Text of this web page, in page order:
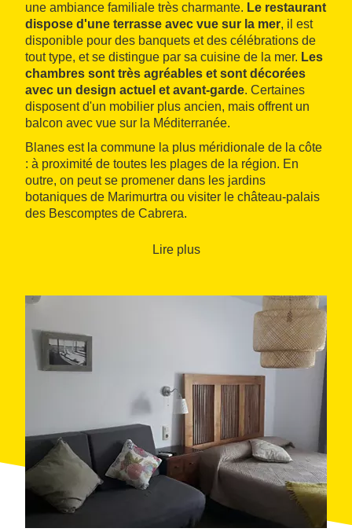
une ambiance familiale très charmante. Le restaurant
dispose d'une terrasse avec vue sur la mer, il est
disponible pour des banquets et des célébrations de
tout type, et se distingue par sa cuisine de la mer. Les
chambres sont très agréables et sont décorées
avec un design actuel et avant‑garde. Certaines
disposent d'un mobilier plus ancien, mais offrent un
balcon avec vue sur la Méditerranée.
Blanes est la commune la plus méridionale de la côte
: à proximité de toutes les plages de la région. En
outre, on peut se promener dans les jardins
botaniques de Marimurtra ou visiter le château‑palais
des Bescomptes de Cabrera.
Lire plus